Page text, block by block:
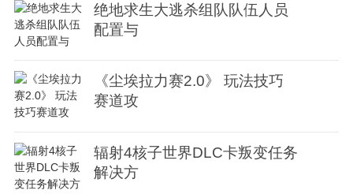
绝地求生大逃杀组队队伍人员
配置与
《尘埃拉力赛2.0》 玩法技巧
赛道攻
辐射4核子世界DLC卡叛变任务
解决方